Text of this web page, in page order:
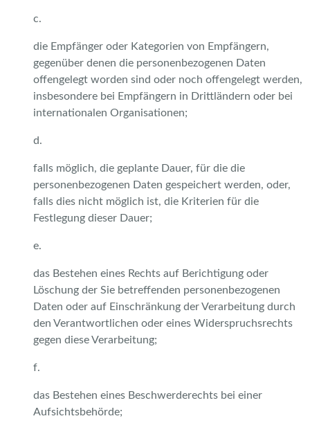
c.
die Empfänger oder Kategorien von Empfängern,
gegenüber denen die personenbezogenen Daten
offengelegt worden sind oder noch offengelegt werden,
insbesondere bei Empfängern in Drittländern oder bei
internationalen Organisationen;
d.
falls möglich, die geplante Dauer, für die die
personenbezogenen Daten gespeichert werden, oder,
falls dies nicht möglich ist, die Kriterien für die
Festlegung dieser Dauer;
e.
das Bestehen eines Rechts auf Berichtigung oder
Löschung der Sie betreffenden personenbezogenen
Daten oder auf Einschränkung der Verarbeitung durch
den Verantwortlichen oder eines Widerspruchsrechts
gegen diese Verarbeitung;
f.
das Bestehen eines Beschwerderechts bei einer
Aufsichtsbehörde;